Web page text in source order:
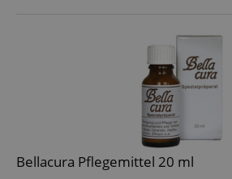
Bellacura Pflegemittel 20 ml